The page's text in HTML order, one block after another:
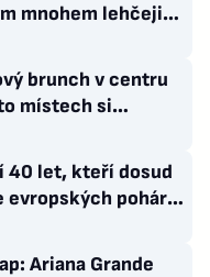
mnohem lehčeji,
brunch v centru
místech si
i místní
40 let, kteří dosud
evropských pohárů.
hřiště jako
Ariana Grande